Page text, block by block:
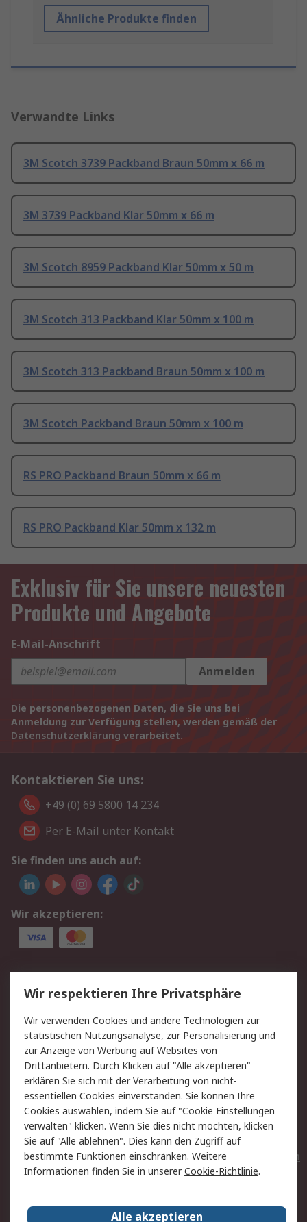
Ähnliche Produkte finden
Verwandte Links
3M Scotch 3739 Packband Braun 50mm x 66 m
3M 3739 Packband Klar 50mm x 66 m
3M Scotch 8959 Packband Klar 50mm x 50 m
3M Scotch 313 Packband Klar 50mm x 100 m
3M Scotch 313 Packband Braun 50mm x 100 m
3M Scotch Packband Braun 50mm x 100 m
RS PRO Packband Braun 50mm x 66 m
RS PRO Packband Klar 50mm x 132 m
Exklusiv für Sie unsere neuesten
Produkte und Angebote
E-Mail-Anschrift
Anmelden
Die personenbezogenen Daten, die Sie uns bei
Anmeldung zur Verfügung stellen, werden gemäß der
Datenschutzerklärung verarbeitet.
Kontaktieren Sie uns:
+49 (0) 69 5800 14 234
Per E-Mail unter Kontakt
Sie finden uns auch auf:
Wir akzeptieren:
Service
Value Added Services
Lieferlösungen
Rücksendungen
Kontakt
Hilfe
Privatkunden
Rechtliches
AGB
Datenschutz
Cookie-Richtlinie
Zahlungsbedingungen
Copyright/Impressum
Entsorgung
Elektrogeräte/Batterien
RS weltweit
Wir respektieren Ihre Privatsphäre
Wir verwenden Cookies und andere Technologien zur
statistischen Nutzungsanalyse, zur Personalisierung und
zur Anzeige von Werbung auf Websites von
Drittanbietern. Durch Klicken auf "Alle akzeptieren"
erklären Sie sich mit der Verarbeitung von nicht-
essentiellen Cookies einverstanden. Sie können Ihre
Cookies auswählen, indem Sie auf "Cookie Einstellungen
verwalten" klicken. Wenn Sie dies nicht möchten, klicken
Sie auf "Alle ablehnen". Dies kann den Zugriff auf
bestimmte Funktionen einschränken. Weitere
Informationen finden Sie in unsererCookie-Richtlinie.
Alle akzeptieren